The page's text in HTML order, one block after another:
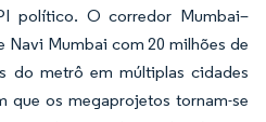
político. O corredor Mumbai–
Navi Mumbai com 20 milhões de
do metrô em múltiplas cidades
que os megaprojetos tornam-se